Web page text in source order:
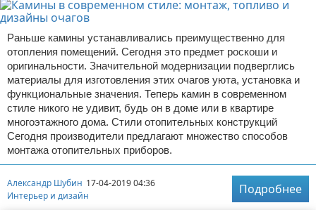
Раньше камины устанавливались преимущественно для
отопления помещений. Сегодня это предмет роскоши и
оригинальности. Значительной модернизации подверглись
материалы для изготовления этих очагов уюта, установка и
функциональные значения. Теперь камин в современном
стиле никого не удивит, будь он в доме или в квартире
многоэтажного дома. Стили отопительных конструкций
Сегодня производители предлагают множество способов
монтажа отопительных приборов.
Александр Шубин 17-04-2019 04:36
Интерьер и дизайн
Подробнее